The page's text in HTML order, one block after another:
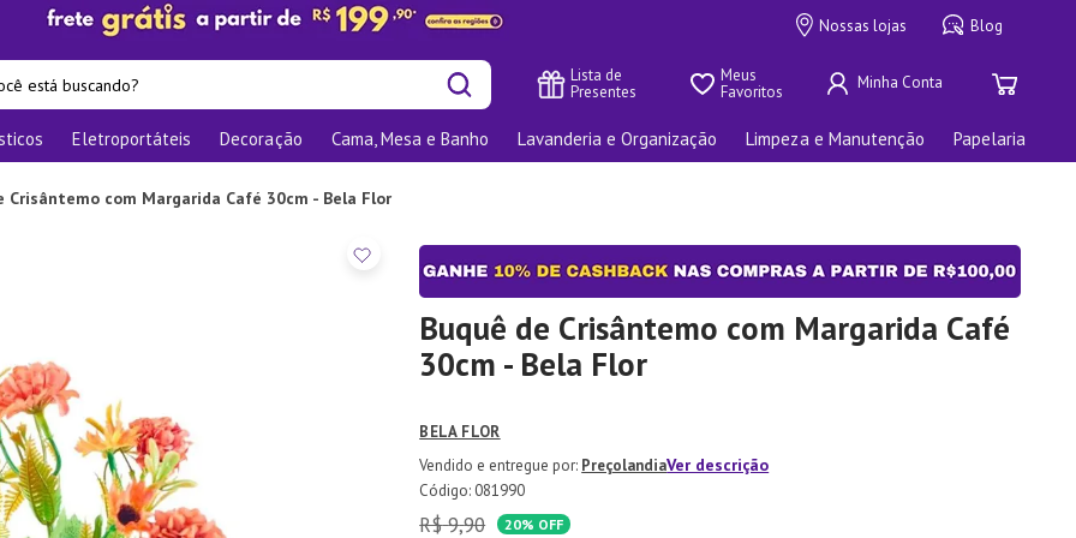
Nossas lojas Blog
está buscando?
Lista de
Presentes
Meus
Favoritos
Eletroportáteis Decoração Cama, Mesa e Banho Lavanderia e Organização Limpeza e Manutenção Papelaria
Crisântemo com Margarida Café 30cm - Bela Flor
Buquê de Crisântemo com Margarida Café
30cm - Bela Flor
BELA FLOR
PreçolandiaVer descrição
: 081990
R$ 9,90 20% OFF
buscados
Jantar